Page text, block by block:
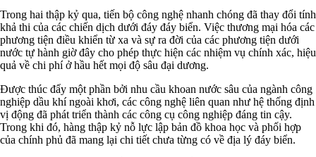
Trong hai thập kỷ qua, tiến bộ công nghệ nhanh chóng đã thay đổi tính
khả thi của các chiến dịch dưới đáy đáy biển. Việc thương mại hóa các
phương tiện điều khiển từ xa và sự ra đời của các phương tiện dưới
nước tự hành giờ đây cho phép thực hiện các nhiệm vụ chính xác, hiệu
quả về chi phí ở hầu hết mọi độ sâu đại dương.
Được thúc đẩy một phần bởi nhu cầu khoan nước sâu của ngành công
nghiệp dầu khí ngoài khơi, các công nghệ liên quan như hệ thống định
vị động đã phát triển thành các công cụ công nghiệp đáng tin cậy.
Trong khi đó, hàng thập kỷ nỗ lực lập bản đồ khoa học và phối hợp
của chính phủ đã mang lại chi tiết chưa từng có về địa lý đáy biển.